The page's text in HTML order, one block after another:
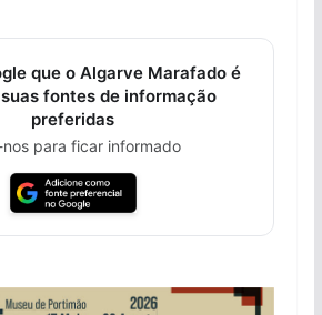
que o Algarve Marafado é
fontes de informação
preferidas
nos para ficar informado